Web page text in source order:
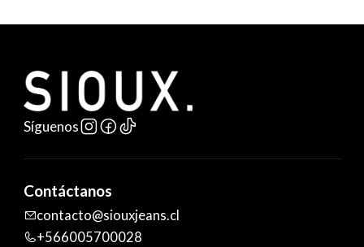
Síguenos
Contáctanos
contacto@siouxjeans.cl
+566005700028